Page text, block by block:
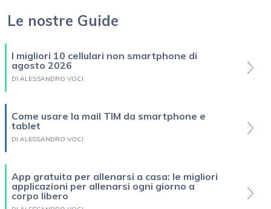
Le nostre Guide
I migliori 10 cellulari non smartphone di
agosto 2026
DI ALESSANDRO VOCI
Come usare la mail TIM da smartphone e
tablet
DI ALESSANDRO VOCI
App gratuita per allenarsi a casa: le migliori
applicazioni per allenarsi ogni giorno a
corpo libero